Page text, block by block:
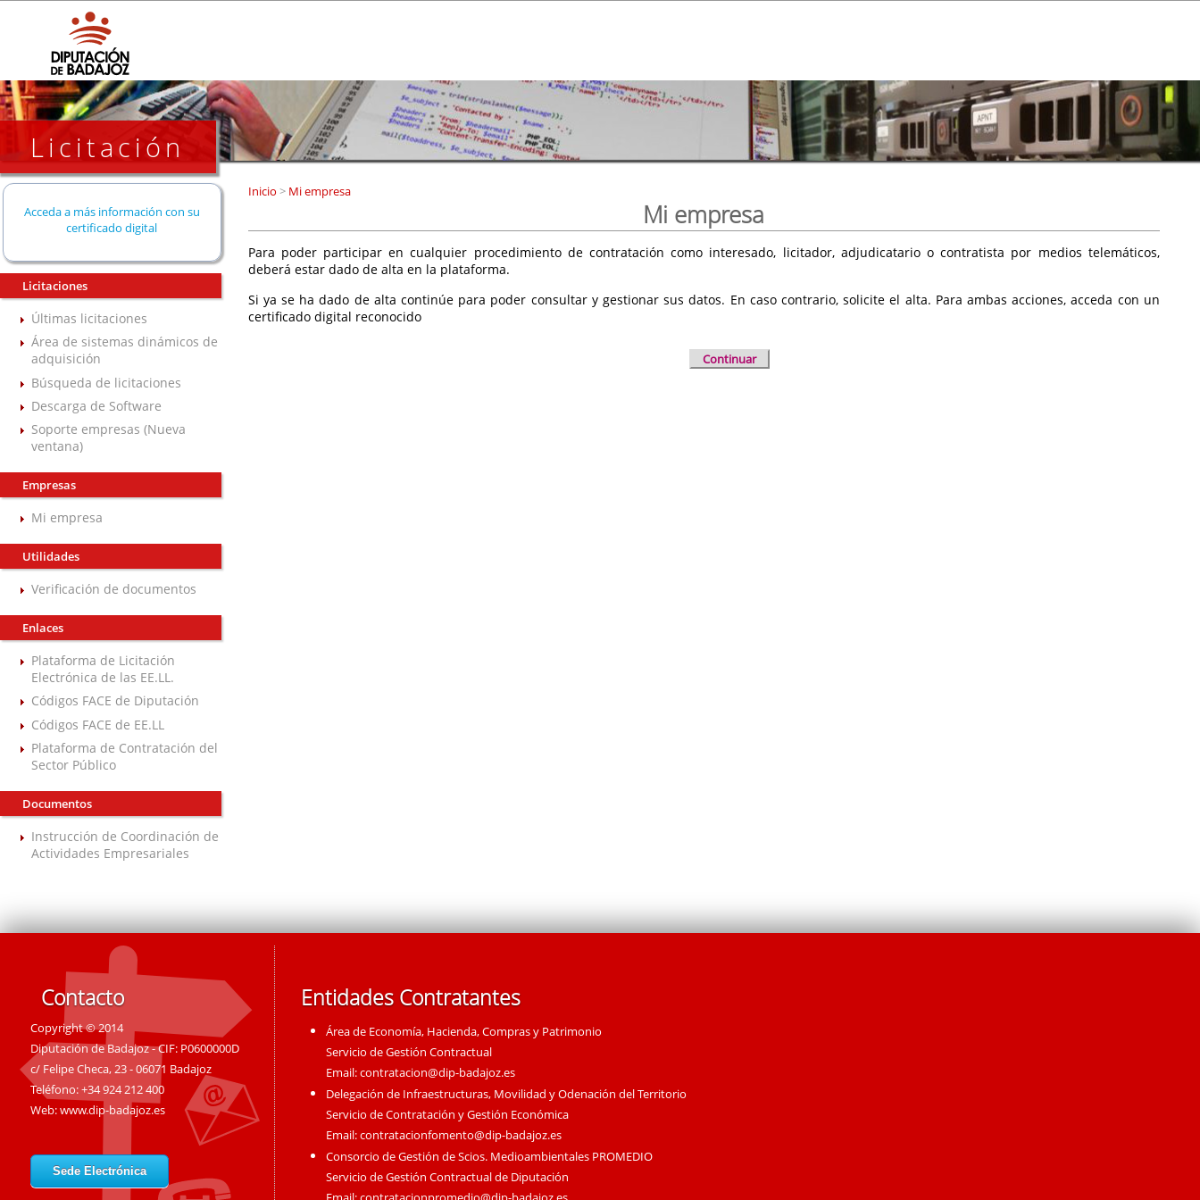
Licitación
Acceda a más información con su
certificado digital
Licitaciones
Últimas licitaciones
Área de sistemas dinámicos de
adquisición
Búsqueda de licitaciones
Descarga de Software
Soporte empresas (Nueva
ventana)
Empresas
Mi empresa
Utilidades
Verificación de documentos
Enlaces
Plataforma de Licitación
Electrónica de las EE.LL.
Códigos FACE de Diputación
Códigos FACE de EE.LL
Plataforma de Contratación del
Sector Público
Documentos
Instrucción de Coordinación de
Actividades Empresariales
Inicio >Mi empresa
Mi empresa
Para poder participar en cualquier procedimiento de contratación como interesado, licitador, adjudicatario o contratista por medios telemáticos,
deberá estar dado de alta en la plataforma.
Si ya se ha dado de alta continúe para poder consultar y gestionar sus datos. En caso contrario, solicite el alta. Para ambas acciones, acceda con un
certificado digital reconocido
Continuar
Contacto
Copyright © 2014
Diputación de Badajoz - CIF: P0600000D
c/ Felipe Checa, 23 - 06071 Badajoz
Teléfono: +34 924 212 400
Web:www.dip-badajoz.es
Sede Electrónica
Entidades Contratantes
Área de Economía, Hacienda, Compras y Patrimonio
Servicio de Gestión Contractual
Email:contratacion@dip-badajoz.es
Delegación de Infraestructuras, Movilidad y Odenación del Territorio
Servicio de Contratación y Gestión Económica
Email:contratacionfomento@dip-badajoz.es
Consorcio de Gestión de Scios. Medioambientales PROMEDIO
Servicio de Gestión Contractual de Diputación